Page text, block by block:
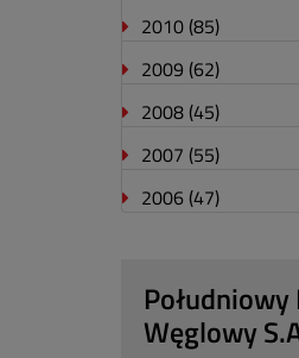
2010 (85)
2009 (62)
2008 (45)
2007 (55)
2006 (47)
Węglowy